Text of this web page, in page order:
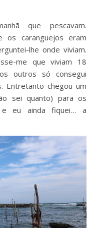
que pescavam.
os caranguejos eram
lhe onde viviam.
me que viviam 18
outros só consegui
Entretanto chegou um
sei quanto) para os
e eu ainda fiquei… a